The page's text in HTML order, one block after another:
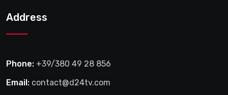
Address
Phone: +39/380 49 28 856
Email: contact@d24tv.com